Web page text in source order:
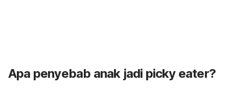
Apa penyebab anak jadi picky eater?